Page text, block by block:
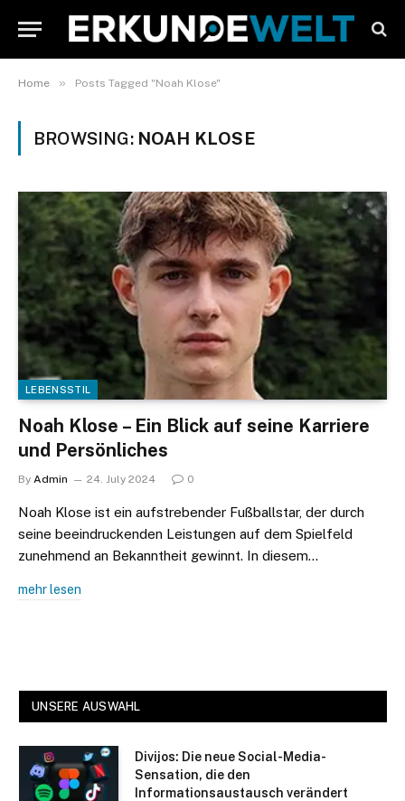
Home » Posts Tagged "Noah Klose"
BROWSING: NOAH KLOSE
LEBENSSTIL
Noah Klose – Ein Blick auf seine Karriere
und Persönliches
By Admin 24. July 2024 0
Noah Klose ist ein aufstrebender Fußballstar, der durch
seine beeindruckenden Leistungen auf dem Spielfeld
zunehmend an Bekanntheit gewinnt. In diesem…
mehr lesen
UNSERE AUSWAHL
Divijos: Die neue Social-Media-
Sensation, die den
Informationsaustausch verändert